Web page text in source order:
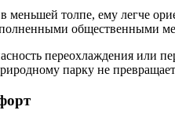
меньшей толпе, ему легче
общественными
переохлаждения или
парку не